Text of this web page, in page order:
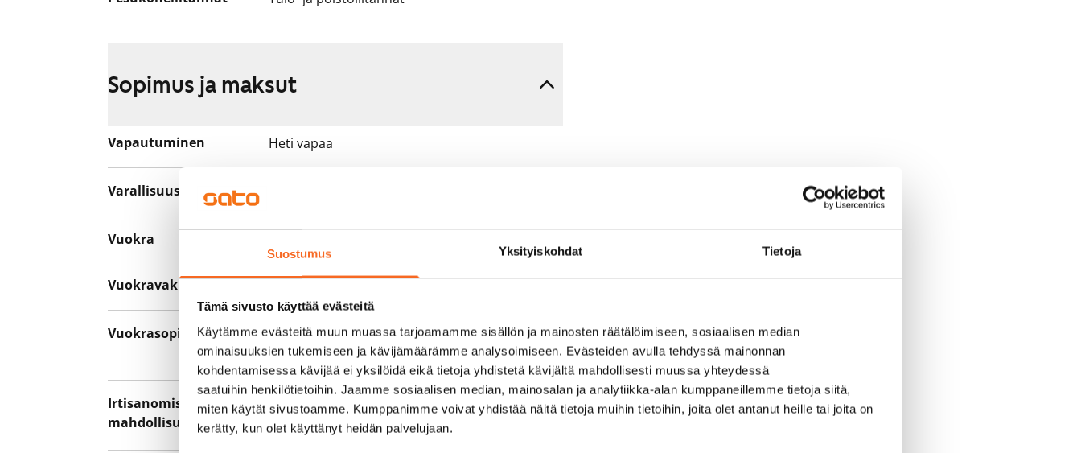
Suostumus Yksityiskohdat Tietoja
Tämä sivusto käyttää evästeitä
Käytämme evästeitä muun muassa tarjoamamme sisällön ja mainosten räätälöimiseen, sosiaalisen median
ominaisuuksien tukemiseen ja kävijämäärämme analysoimiseen. Evästeiden avulla tehdyssä mainonnan
kohdentamisessa kävijää ei yksilöidä eikä tietoja yhdistetä kävijältä mahdollisesti muussa yhteydessä
saatuihin henkilötietoihin. Jaamme sosiaalisen median, mainosalan ja analytiikka-alan kumppaneillemme tietoja siitä,
miten käytät sivustoamme. Kumppanimme voivat yhdistää näitä tietoja muihin tietoihin, joita olet antanut heille tai joita on
kerätty, kun olet käyttänyt heidän palvelujaan.
Sopimus ja maksut
Vapautuminen Heti vapaa
Varallisuusrajat
Vuokra
Vuokravakuus
Vuokrasopimus
Toistaiseksi voimassa oleva, minimi
asumisaika 12 kk
Irtisanomis­
mahdollisuus
12 kk vuokrasopimuksesta tai
sopimussakolla aiemmin